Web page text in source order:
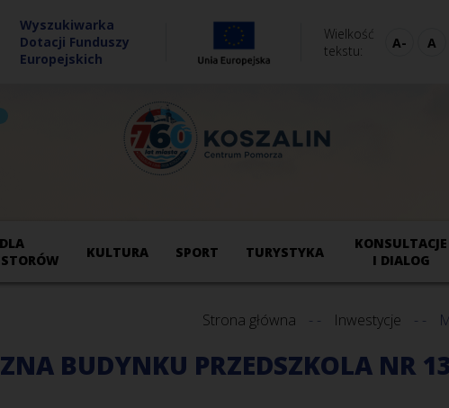
Wyszukiwarka
Dotacji Funduszy
Europejskich
Wielkość
tekstu
DLA
KULTURA SPORT TURYSTYKA
KONSULTACJE
I DIALOG
Strona główna Inwestycje
BUDYNKU PRZEDSZKOLA NR 13